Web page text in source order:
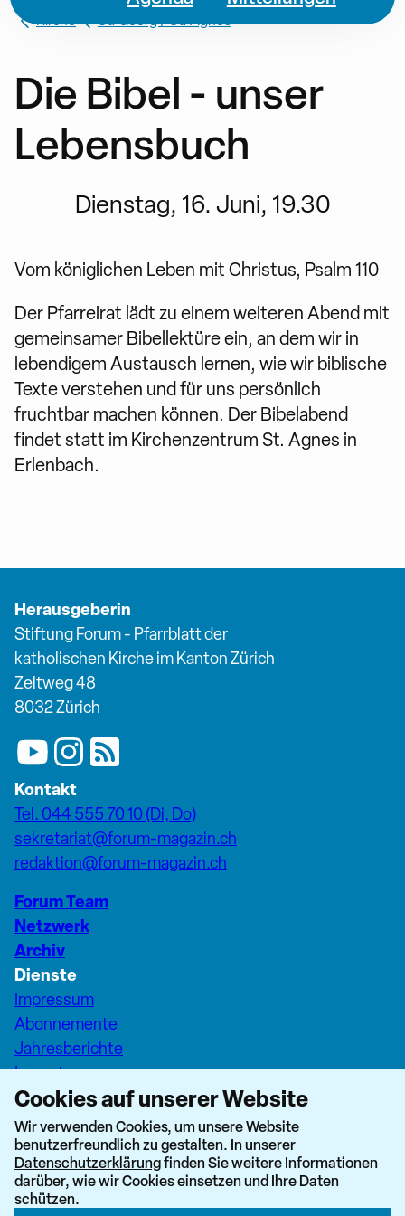
Kirche St. Georg / St. Agnes
Die Bibel - unser
Lebensbuch
Dienstag, 16. Juni, 19.30
Vom königlichen Leben mit Christus, Psalm 110
Der Pfarreirat lädt zu einem weiteren Abend mit
gemeinsamer Bibellektüre ein, an dem wir in
lebendigem Austausch lernen, wie wir biblische
Texte verstehen und für uns persönlich
fruchtbar machen können. Der Bibelabend
findet statt im Kirchenzentrum St. Agnes in
Erlenbach.
Herausgeberin
Stiftung Forum - Pfarrblatt der
katholischen Kirche im Kanton Zürich
Zeltweg 48
8032 Zürich
Kontakt
Tel. 044 555 70 10 (Di, Do)
sekretariat@forum-magazin.ch
redaktion@forum-magazin.ch
Forum Team
Netzwerk
Archiv
Dienste
Impressum
Abonnemente
Jahresberichte
Inserate
Pfarreiseiten Stadt Zürich
Dashboard Forum+
Cookies auf unserer Website
Wir verwenden Cookies, um unsere Website
benutzerfreundlich zu gestalten. In unserer
Datenschutzerklärungfinden Sie weitere Informationen
darüber, wie wir Cookies einsetzen und Ihre Daten
schützen.